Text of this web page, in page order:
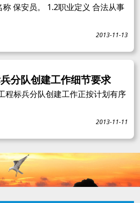
保安员。 1.2职业定义 合法从事
2013-11-13
分队创建工作细节要求
程标兵分队创建工作正按计划有序
2013-11-11